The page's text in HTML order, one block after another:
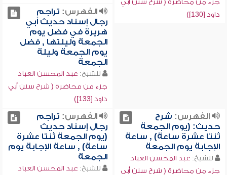
جزء من محاضرة ( شرح سنن أبي
داود [130])
الفهرس: تراجم
رجال إسناد حديث أبي
هريرة في فضل يوم
الجمعة وليلتها , فضل
يوم الجمعة وليلة
الجمعة
للشيخ: عبد المحسن العباد
جزء من محاضرة ( شرح سنن أبي
داود [133])
الفهرس: شرح
حديث: (يوم الجمعة
ثنتا عشرة ساعة) , ساعة
الإجابة يوم الجمعة
للشيخ: عبد المحسن العباد
جزء من محاضرة ( شرح سنن أبي
الفهرس: تراجم
رجال إسناد حديث
(يوم الجمعة ثنتا عشرة
ساعة) , ساعة الإجابة يوم
الجمعة
للشيخ: عبد المحسن العباد